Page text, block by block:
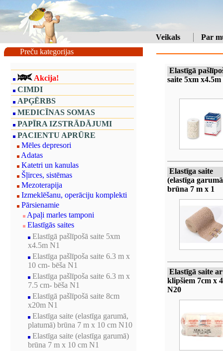
Veikals
Par
Preču kategorijas
Akcija!
CIMDI
APĢĒRBS
MEDICĪNAS SOMAS
PAPĪRA IZSTRĀDĀJUMI
PACIENTU APRŪRE
Mēles depresori
Adatas
Katetri un kanulas
Šļirces, sistēmas
Mezoterapija
Izmeklēšanu, operāciju komplekti
Pārsienamie
Apaļi marles tamponi
Elastīgās saites
Elastīgā pašlīpošā saite 5xm
x4.5m N1
Elastīga pašlīpoša saite 6.3 m x
10 cm- bēša N1
Elastīga pašlīpoša saite 6.3 m x
7.5 cm- bēša N1
Elastīgā pašlīpošā saite 8cm
x20m N1
Elastīga saite (elastīga garumā,
platumā) brūna 7 m x 10 cm N10
Elastīga saite (elastīga garumā)
brūna 7 m x 10 cm N1
Elastīgā
saite 5xm x4.5m
Elastīga saite
(elastīga
brūna 7 m x 1
Elastīgā saite ar
klipšiem 7cm x
N20